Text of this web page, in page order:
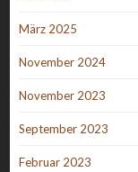
März 2025
November 2024
November 2023
September 2023
Februar 2023